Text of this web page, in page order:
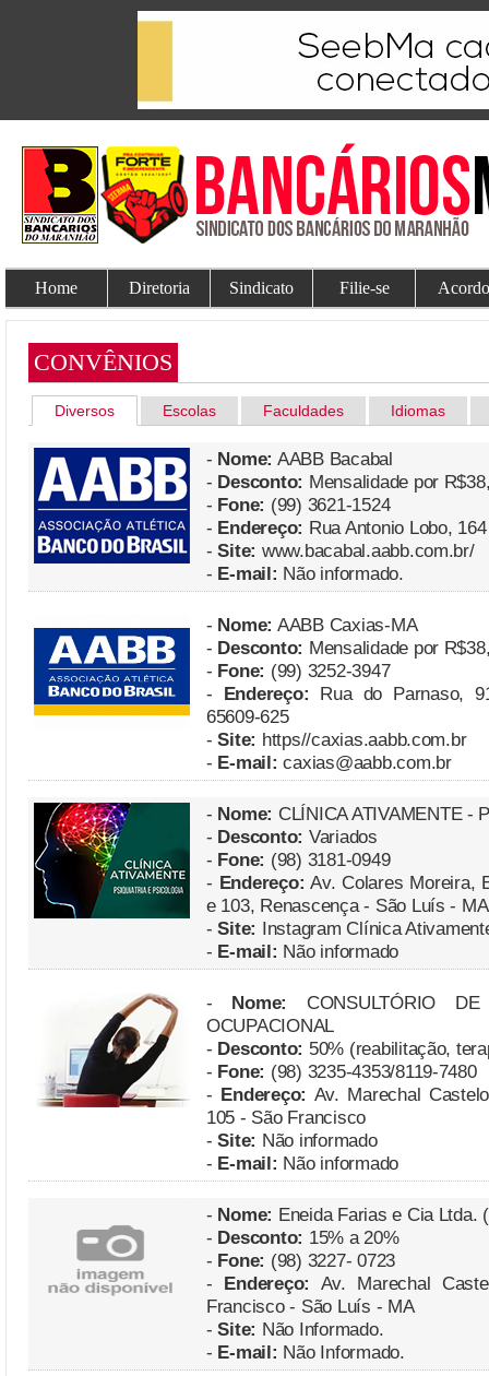
Home Diretoria Sindicato Filie-se
CONVÊNIOS
Diversos Escolas Faculdades Idiomas
- Nome: AABB Bacabal
- Desconto: Mensalidade por
- Fone: (99) 3621-1524
- Endereço: Rua Antonio Lobo,
-Site: www.bacabal.aabb.com.br/
- E-mail: Não informado.
- Nome: AABB Caxias-MA
- Desconto: Mensalidade por
- Fone: (99) 3252-3947
- Endereço: Rua do Parnaso,
65609-625
-Site: https//caxias.aabb.com.br
- E-mail: caxias@aabb.com.br
- Nome: CLÍNICA ATIVAMENTE -
- Desconto: Variados
- Fone: (98) 3181-0949
- Endereço: Av. Colares Moreira,
e 103, Renascença - São Luís -
-Site: Instagram Clínica
- E-mail: Não informado
- Nome:
CONSULTÓRIO
OCUPACIONAL
- Desconto: 50% (reabilitação,
- Fone: (98) 3235-4353/8119-7480
- Endereço: Av. Marechal
105 - São Francisco
-Site: Não informado
- E-mail: Não informado
- Nome: Eneida Farias e Cia Ltda.
- Desconto: 15% a 20%
- Fone: (98) 3227- 0723
- Endereço:
Av. Marechal
Francisco - São Luís - MA
-Site: Não Informado.
- E-mail: Não Informado.